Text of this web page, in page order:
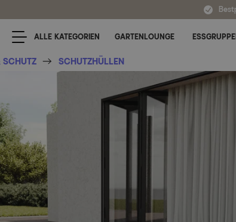
ALLE KATEGORIEN GARTENLOUNGE
SCHUTZ SCHUTZHÜLLEN